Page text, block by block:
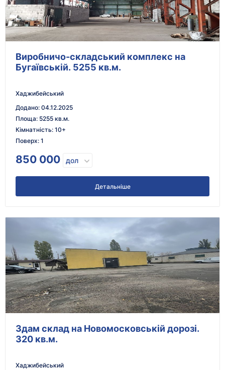
Виробничо-складський комплекс на
Бугаївській. 5255 кв.м.
Хаджибейський
Додано: 04.12.2025
Площа: 5255 кв.м.
Кімнатність: 10+
Поверх: 1
850 000 дол
Детальніше
Здам склад на Новомосковській дорозі.
320 кв.м.
Хаджибейський